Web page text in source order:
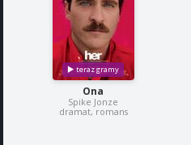
Ona
Spike Jonze
dramat, romans